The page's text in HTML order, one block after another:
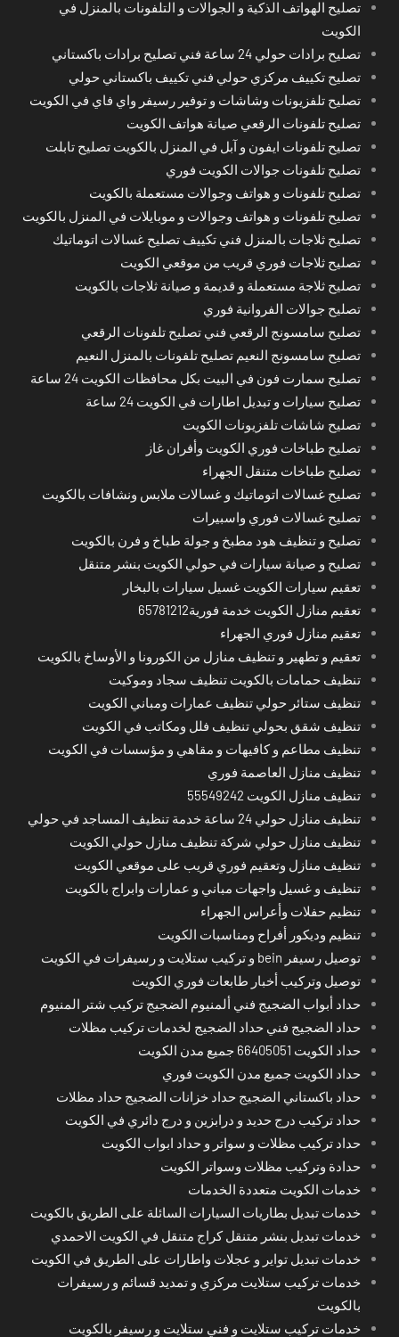
تصليح الهواتف الذكية و الجوالات و التلفونات بالمنزل في
الكويت
تصليح برادات حولي 24 ساعة فني تصليح برادات باكستاني
تصليح تكييف مركزي حولي فني تكييف باكستاني حولي
تصليح تلفزيونات وشاشات و توفير رسيفر واي فاي في الكويت
تصليح تلفونات الرقعي صيانة هواتف الكويت
تصليح تلفونات ايفون و آبل في المنزل بالكويت تصليح تابلت
تصليح تلفونات جوالات الكويت فوري
تصليح تلفونات و هواتف وجوالات مستعملة بالكويت
تصليح تلفونات و هواتف وجوالات و موبايلات في المنزل بالكويت
تصليح ثلاجات بالمنزل فني تكييف تصليح غسالات اتوماتيك
تصليح ثلاجات فوري قريب من موقعي الكويت
تصليح ثلاجة مستعملة و قديمة و صيانة ثلاجات بالكويت
تصليح جوالات الفروانية فوري
تصليح سامسونج الرقعي فني تصليح تلفونات الرقعي
تصليح سامسونج النعيم تصليح تلفونات بالمنزل النعيم
تصليح سمارت فون في البيت بكل محافظات الكويت 24 ساعة
تصليح سيارات و تبديل اطارات في الكويت 24 ساعة
تصليح شاشات تلفزيونات الكويت
تصليح طباخات فوري الكويت وأفران غاز
تصليح طباخات متنقل الجهراء
تصليح غسالات اتوماتيك و غسالات ملابس ونشافات بالكويت
تصليح غسالات فوري واسبيرات
تصليح و تنظيف هود مطبخ و جولة طباخ و فرن بالكويت
تصليح و صيانة سيارات في حولي الكويت بنشر متنقل
تعقيم سيارات الكويت غسيل سيارات بالبخار
تعقيم منازل الكويت خدمة فورية65781212
تعقيم منازل فوري الجهراء
تعقيم و تطهير و تنظيف منازل من الكورونا و الأوساخ بالكويت
تنظيف حمامات بالكويت تنظيف سجاد وموكيت
تنظيف ستائر حولي تنظيف عمارات ومباني الكويت
تنظيف شقق بحولي تنظيف فلل ومكاتب في الكويت
تنظيف مطاعم و كافيهات و مقاهي و مؤسسات في الكويت
تنظيف منازل العاصمة فوري
تنظيف منازل الكويت 55549242
تنظيف منازل حولي 24 ساعة خدمة تنظيف المساجد في حولي
تنظيف منازل حولي شركة تنظيف منازل حولي الكويت
تنظيف منازل وتعقيم فوري قريب على موقعي الكويت
تنظيف و غسيل واجهات مباني و عمارات وابراج بالكويت
تنظيم حفلات وأعراس الجهراء
تنظيم وديكور أفراح ومناسبات الكويت
توصيل رسيفر bein و تركيب ستلايت و رسيفرات في الكويت
توصيل وتركيب أخبار طابعات فوري الكويت
حداد أبواب الضجيج فني ألمنيوم الضجيج تركيب شتر المنيوم
حداد الضجيج فني حداد الضجيج لخدمات تركيب مظلات
حداد الكويت 66405051 جميع مدن الكويت
حداد الكويت جميع مدن الكويت فوري
حداد باكستاني الضجيج حداد خزانات الضجيج حداد مظلات
حداد تركيب درج حديد و درابزين و درج دائري في الكويت
حداد تركيب مظلات و سواتر و حداد ابواب الكويت
حدادة وتركيب مظلات وسواتر الكويت
خدمات الكويت متعددة الخدمات
خدمات تبديل بطاريات السيارات السائلة على الطريق بالكويت
خدمات تبديل بنشر متنقل كراج متنقل في الكويت الاحمدي
خدمات تبديل تواير و عجلات واطارات على الطريق في الكويت
خدمات تركيب ستلايت مركزي و تمديد قسائم و رسيفرات
بالكويت
خدمات تركيب ستلايت و فني ستلايت و رسيفر بالكويت